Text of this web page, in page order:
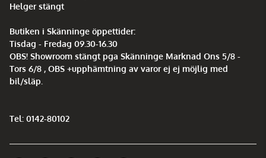
Helger stängt
Butiken i Skänninge öppettider:
Tisdag - Fredag 09.30-16.30
OBS! Showroom stängt pga Skänninge Marknad Ons 5/8 -
Tors 6/8 , OBS +upphämtning av varor ej ej möjlig med
bil/släp.
Tel: 0142-80102